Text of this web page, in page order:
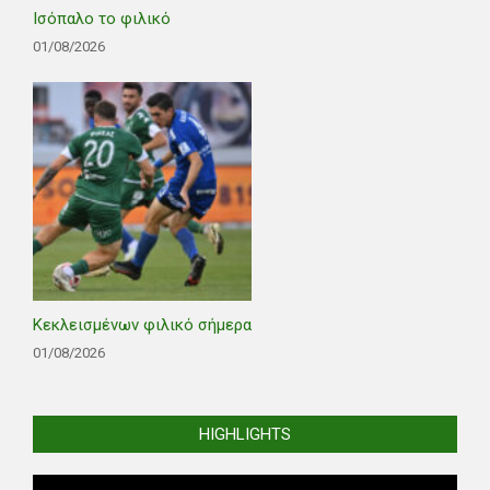
Ισόπαλο το φιλικό
01/08/2026
Κεκλεισμένων φιλικό σήμερα
01/08/2026
HIGHLIGHTS